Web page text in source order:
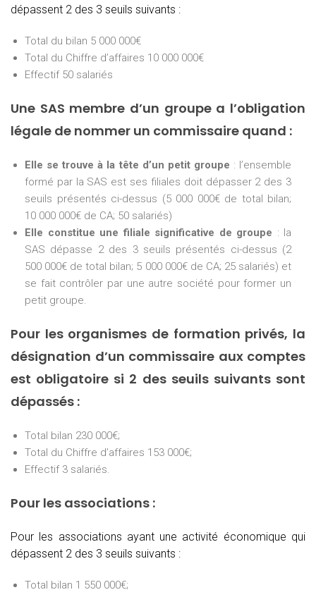
dépassent 2 des 3 seuils suivants :
Total du bilan 5 000 000€
Total du Chiffre d’affaires 10 000 000€
Effectif 50 salariés
Une SAS membre d’un groupe a l’obligation
légale de nommer un commissaire quand :
Elle se trouve à la tête d’un petit groupe : l’ensemble
formé par la SAS est ses filiales doit dépasser 2 des 3
seuils présentés ci-dessus (5 000 000€ de total bilan;
10 000 000€ de CA; 50 salariés)
Elle constitue une filiale significative de groupe : la
SAS dépasse 2 des 3 seuils présentés ci-dessus (2
500 000€ de total bilan; 5 000 000€ de CA; 25 salariés) et
se fait contrôler par une autre société pour former un
petit groupe.
Pour les organismes de formation privés, la
désignation d’un commissaire aux comptes
est obligatoire si 2 des seuils suivants sont
dépassés :
Total bilan 230 000€;
Total du Chiffre d’affaires 153 000€;
Effectif 3 salariés.
Pour les associations :
Pour les associations ayant une activité économique qui
dépassent 2 des 3 seuils suivants :
Total bilan 1 550 000€;